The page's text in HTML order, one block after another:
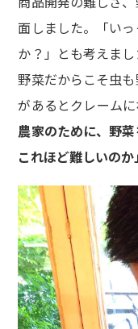
面しました。「い
か？」とも考えま
野菜だからこそ虫
があるとクレームに
農家のために、野
これほど難しいのか」